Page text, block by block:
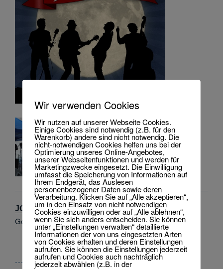
JOY N US
Gospelchor aus Halle
…ein kleiner Eindruck der Stimmung beim
Wir verwenden Cookies
Wir nutzen auf unserer Webseite Cookies.
Einige Cookies sind notwendig (z.B. für den
Warenkorb) andere sind nicht notwendig. Die
nicht-notwendigen Cookies helfen uns bei der
Optimierung unseres Online-Angebotes,
unserer Webseitenfunktionen und werden für
Marketingzwecke eingesetzt. Die Einwilligung
umfasst die Speicherung von Informationen auf
Ihrem Endgerät, das Auslesen
personenbezogener Daten sowie deren
Verarbeitung. Klicken Sie auf „Alle akzeptieren“,
um in den Einsatz von nicht notwendigen
Cookies einzuwilligen oder auf „Alle ablehnen“,
wenn Sie sich anders entscheiden. Sie können
unter „Einstellungen verwalten“ detaillierte
Informationen der von uns eingesetzten Arten
von Cookies erhalten und deren Einstellungen
aufrufen. Sie können die Einstellungen jederzeit
aufrufen und Cookies auch nachträglich
jederzeit abwählen (z.B. in der